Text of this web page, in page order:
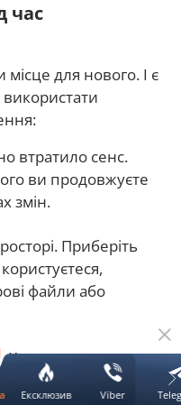
час
місце для нового. І є
використати
втратило сенс.
ви продовжуєте
змін.
Приберіть
файли або
Корисно чесно
хочете досягти.
Ексклюзив Viber